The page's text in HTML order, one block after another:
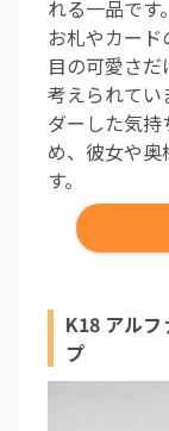
れる一品です。
お札やカード
目の可愛さ
考えられてい
ダーした気
め、彼女や
す。
K18 アルフ
プ